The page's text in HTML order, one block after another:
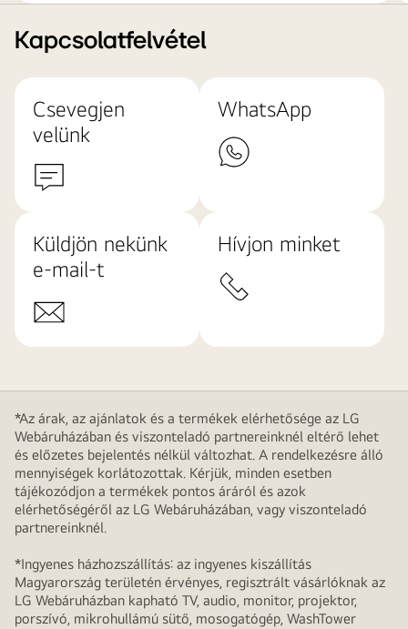
Kapcsolatfelvétel
Csevegjen
velünk
WhatsApp
Küldjön nekünk
e-mail-t
Hívjon minket
*Az árak, az ajánlatok és a termékek elérhetősége az LG
Webáruházában és viszonteladó partnereinknél eltérő lehet
és előzetes bejelentés nélkül változhat. A rendelkezésre álló
mennyiségek korlátozottak. Kérjük, minden esetben
tájékozódjon a termékek pontos áráról és azok
elérhetőségéről az LG Webáruházában, vagy viszonteladó
partnereinknél.
*Ingyenes házhozszállítás: az ingyenes kiszállítás
Magyarország területén érvényes, regisztrált vásárlóknak az
LG Webáruházban kapható TV, audio, monitor, projektor,
porszívó, mikrohullámú sütő, mosogatógép, WashTower